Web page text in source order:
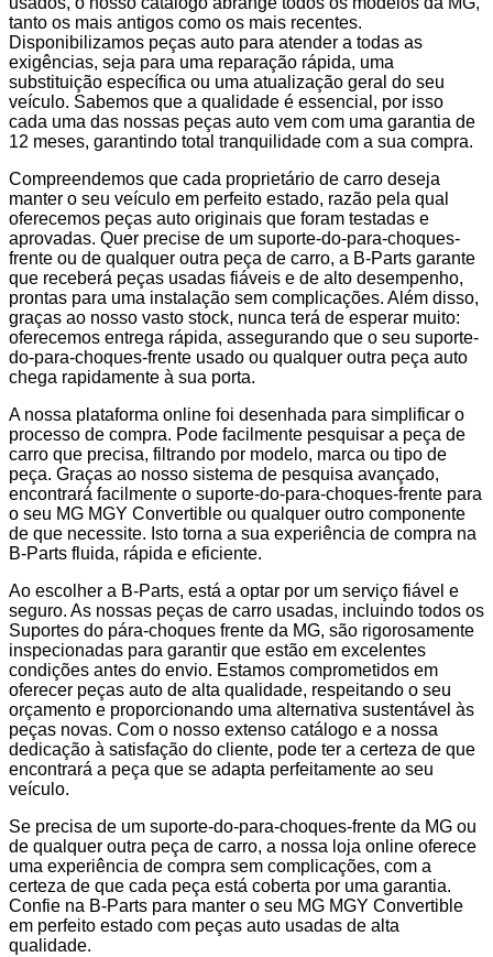
tanto os mais antigos como os mais recentes.
Disponibilizamos peças auto para atender a todas as
exigências, seja para uma reparação rápida, uma
substituição específica ou uma atualização geral do seu
veículo. Sabemos que a qualidade é essencial, por isso
cada uma das nossas peças auto vem com uma garantia de
12 meses, garantindo total tranquilidade com a sua compra.
Compreendemos que cada proprietário de carro deseja
manter o seu veículo em perfeito estado, razão pela qual
oferecemos peças auto originais que foram testadas e
aprovadas. Quer precise de um suporte-do-para-choques-
frente ou de qualquer outra peça de carro, a B-Parts garante
que receberá peças usadas fiáveis e de alto desempenho,
prontas para uma instalação sem complicações. Além disso,
graças ao nosso vasto stock, nunca terá de esperar muito:
oferecemos entrega rápida, assegurando que o seu suporte-
do-para-choques-frente usado ou qualquer outra peça auto
chega rapidamente à sua porta.
A nossa plataforma online foi desenhada para simplificar o
processo de compra. Pode facilmente pesquisar a peça de
carro que precisa, filtrando por modelo, marca ou tipo de
peça. Graças ao nosso sistema de pesquisa avançado,
encontrará facilmente o suporte-do-para-choques-frente para
o seu MG MGY Convertible ou qualquer outro componente
de que necessite. Isto torna a sua experiência de compra na
B-Parts fluida, rápida e eficiente.
Ao escolher a B-Parts, está a optar por um serviço fiável e
seguro. As nossas peças de carro usadas, incluindo todos os
Suportes do pára-choques frente da MG, são rigorosamente
inspecionadas para garantir que estão em excelentes
condições antes do envio. Estamos comprometidos em
oferecer peças auto de alta qualidade, respeitando o seu
orçamento e proporcionando uma alternativa sustentável às
peças novas. Com o nosso extenso catálogo e a nossa
dedicação à satisfação do cliente, pode ter a certeza de que
encontrará a peça que se adapta perfeitamente ao seu
veículo.
Se precisa de um suporte-do-para-choques-frente da MG ou
de qualquer outra peça de carro, a nossa loja online oferece
uma experiência de compra sem complicações, com a
certeza de que cada peça está coberta por uma garantia.
Confie na B-Parts para manter o seu MG MGY Convertible
em perfeito estado com peças auto usadas de alta
qualidade.